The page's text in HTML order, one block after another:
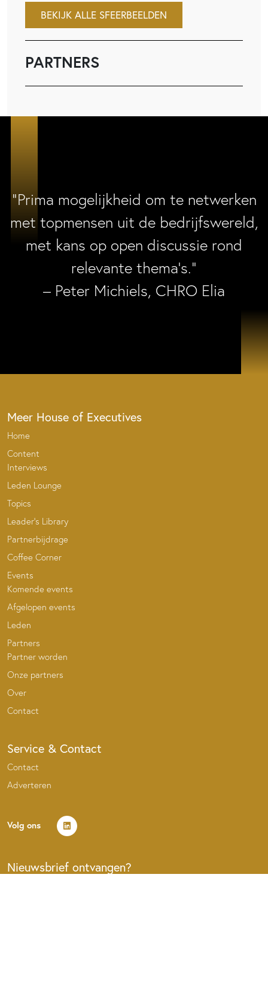
BEKIJK ALLE SFEERBEELDEN
PARTNERS
“Prima mogelijkheid om te netwerken
met topmensen uit de bedrijfswereld,
met kans op open discussie rond
relevante thema’s.”
– Peter Michiels, CHRO Elia
Meer House of Executives
Home
Content
Interviews
Leden Lounge
Topics
Leader’s Library
Partnerbijdrage
Coffee Corner
Events
Komende events
Afgelopen events
Leden
Partners
Partner worden
Onze partners
Over
Contact
Service & Contact
Contact
Adverteren
Volg ons
Nieuwsbrief ontvangen?